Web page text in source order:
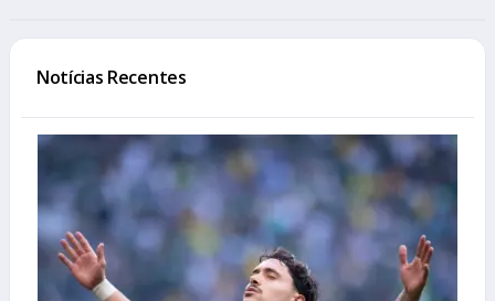
Notícias Recentes